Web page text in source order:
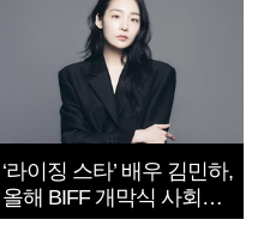
‘라이징 스타’ 배우 김민하,
올해 BIFF 개막식 사회자
확정